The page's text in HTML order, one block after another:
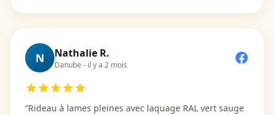
N Nathalie R.
Danube - il y a 2 mois
“Rideau à lames pleines avec laquage RAL vert sauge